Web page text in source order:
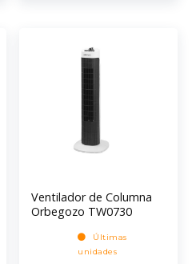
Ventilador de Columna
Orbegozo TW0730
Velocidades 45W
Últimas
unidades